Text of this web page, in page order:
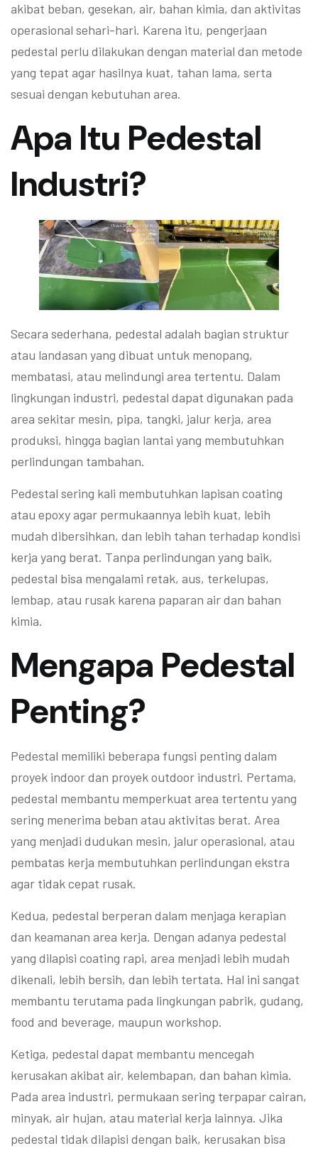
akibat beban, gesekan, air, bahan kimia, dan aktivitas
operasional sehari-hari. Karena itu, pengerjaan
pedestal perlu dilakukan dengan material dan metode
yang tepat agar hasilnya kuat, tahan lama, serta
sesuai dengan kebutuhan area.
Apa Itu Pedestal
Industri?
Secara sederhana, pedestal adalah bagian struktur
atau landasan yang dibuat untuk menopang,
membatasi, atau melindungi area tertentu. Dalam
lingkungan industri, pedestal dapat digunakan pada
area sekitar mesin, pipa, tangki, jalur kerja, area
produksi, hingga bagian lantai yang membutuhkan
perlindungan tambahan.
Pedestal sering kali membutuhkan lapisan coating
atau epoxy agar permukaannya lebih kuat, lebih
mudah dibersihkan, dan lebih tahan terhadap kondisi
kerja yang berat. Tanpa perlindungan yang baik,
pedestal bisa mengalami retak, aus, terkelupas,
lembap, atau rusak karena paparan air dan bahan
kimia.
Mengapa Pedestal
Penting?
Pedestal memiliki beberapa fungsi penting dalam
proyek indoor dan proyek outdoor industri. Pertama,
pedestal membantu memperkuat area tertentu yang
sering menerima beban atau aktivitas berat. Area
yang menjadi dudukan mesin, jalur operasional, atau
pembatas kerja membutuhkan perlindungan ekstra
agar tidak cepat rusak.
Kedua, pedestal berperan dalam menjaga kerapian
dan keamanan area kerja. Dengan adanya pedestal
yang dilapisi coating rapi, area menjadi lebih mudah
dikenali, lebih bersih, dan lebih tertata. Hal ini sangat
membantu terutama pada lingkungan pabrik, gudang,
food and beverage, maupun workshop.
Ketiga, pedestal dapat membantu mencegah
kerusakan akibat air, kelembapan, dan bahan kimia.
Pada area industri, permukaan sering terpapar cairan,
minyak, air hujan, atau material kerja lainnya. Jika
pedestal tidak dilapisi dengan baik, kerusakan bisa